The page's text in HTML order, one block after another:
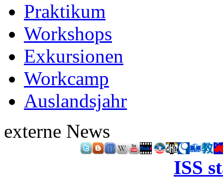
Praktikum
Workshops
Exkursionen
Workcamp
Auslandsjahr
externe News
ISS